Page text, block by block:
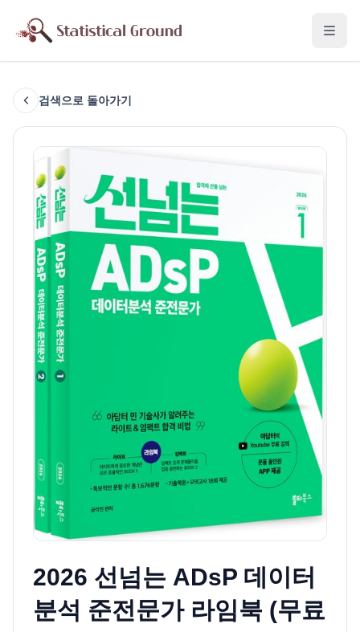
검색으로 돌아가기
2026 선넘는 ADsP 데이터
분석 준전문가 라임북 (무료